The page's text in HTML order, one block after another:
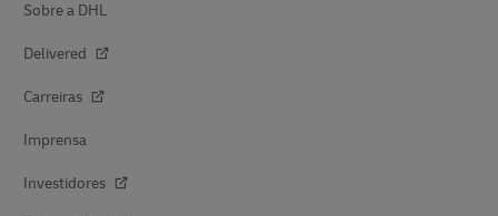
Sobre a DHL
Delivered
Carreiras
Imprensa
Investidores